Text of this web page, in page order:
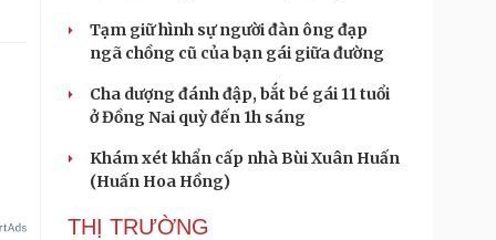
Tạm giữ hình sự người đàn ông đạp
ngã chồng cũ của bạn gái giữa đường
Cha dượng đánh đập, bắt bé gái 11 tuổi
ở Đồng Nai quỳ đến 1h sáng
Khám xét khẩn cấp nhà Bùi Xuân Huấn
(Huấn Hoa Hồng)
THỊ TRƯỜNG